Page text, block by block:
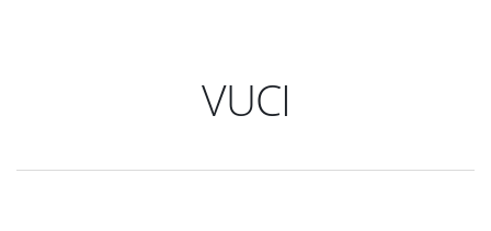
VUCI